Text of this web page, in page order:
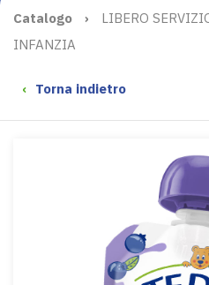
Catalogo › LIBERO
INFANZIA
‹ Torna indietro